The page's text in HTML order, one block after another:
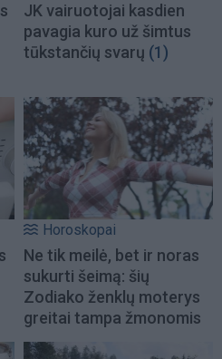
JK vairuotojai kasdien
pavagia kuro už šimtus
tūkstančių svarų (1)
Horoskopai
Ne tik meilė, bet ir noras
sukurti šeimą: šių
Zodiako ženklų moterys
greitai tampa žmonomis